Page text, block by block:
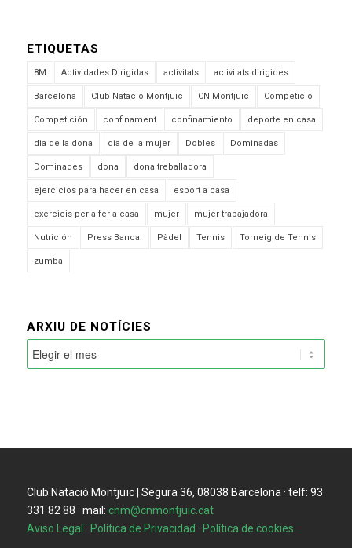
ETIQUETAS
8M Actividades Dirigidas activitats activitats dirigides
Barcelona Club Natació Montjuïc CN Montjuïc Competició
Competición confinament confinamiento deporte en casa
dia de la dona dia de la mujer Dobles Dominadas
Dominades dona dona treballadora
ejercicios para hacer en casa esport a casa
exercicis per a fer a casa mujer mujer trabajadora
Nutrición Press Banca. Pàdel Tennis Torneig de Tennis
zumba
ARXIU DE NOTÍCIES
Club Natació Montjuïc | Segura 36, 08038 Barcelona · telf: 93
331 82 88 · mail: cnm@cnmontjuic.cat
Aviso Legal · Política de Privacidad · Política de cookies